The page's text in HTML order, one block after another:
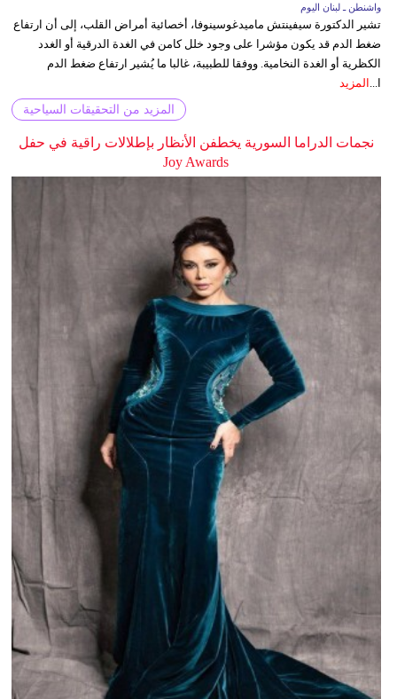
واشنطن ـ لبنان اليوم
تشير الدكتورة سيفينتش ماميدغوسينوفا، أخصائية أمراض القلب، إلى أن ارتفاع
ضغط الدم قد يكون مؤشرا على وجود خلل كامن في الغدة الدرقية أو الغدد
الكظرية أو الغدة النخامية. ووفقا للطبيبة، غالبا ما يُشير ارتفاع ضغط الدم
ا...
المزيد
المزيد من التحقيقات السياحية
نجمات الدراما السورية يخطفن الأنظار بإطلالات راقية في حفل
Joy Awards